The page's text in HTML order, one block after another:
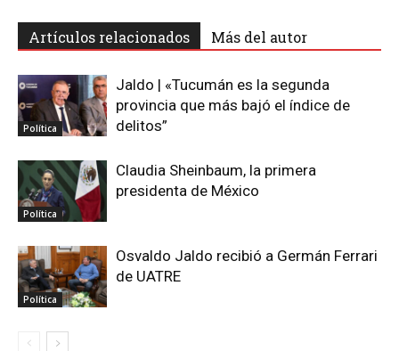
Artículos relacionados Más del autor
Política
Jaldo | «Tucumán es la segunda
provincia que más bajó el índice de
delitos”
Política
Claudia Sheinbaum, la primera
presidenta de México
Política
Osvaldo Jaldo recibió a Germán Ferrari
de UATRE